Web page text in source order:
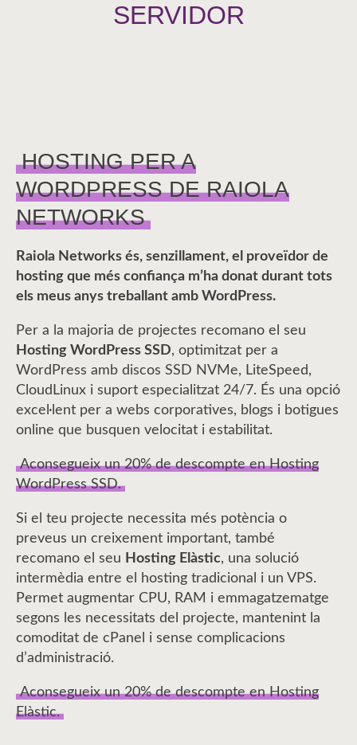
SERVIDOR
HOSTING PER A
WORDPRESS DE RAIOLA
NETWORKS
Raiola Networks és, senzillament, el proveïdor de
hosting que més confiança m’ha donat durant tots
els meus anys treballant amb WordPress.
Per a la majoria de projectes recomano el seu
Hosting WordPress SSD, optimitzat per a
WordPress amb discos SSD NVMe, LiteSpeed,
CloudLinux i suport especialitzat 24/7. És una opció
excel·lent per a webs corporatives, blogs i botigues
online que busquen velocitat i estabilitat.
Aconsegueix un 20% de descompte en Hosting
WordPress SSD.
Si el teu projecte necessita més potència o
preveus un creixement important, també
recomano el seu Hosting Elàstic, una solució
intermèdia entre el hosting tradicional i un VPS.
Permet augmentar CPU, RAM i emmagatzematge
segons les necessitats del projecte, mantenint la
comoditat de cPanel i sense complicacions
d’administració.
Aconsegueix un 20% de descompte en Hosting
Elàstic.